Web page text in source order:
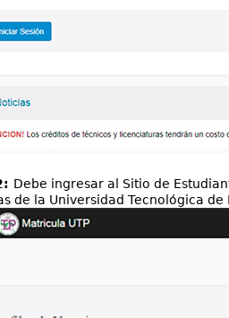
Debe ingresar al Sitio de
de la Universidad Tecnológica de